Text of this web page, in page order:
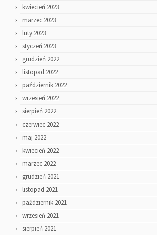
kwiecień 2023
marzec 2023
luty 2023
styczeń 2023
grudzień 2022
listopad 2022
październik 2022
wrzesień 2022
sierpień 2022
czerwiec 2022
maj 2022
kwiecień 2022
marzec 2022
grudzień 2021
listopad 2021
październik 2021
wrzesień 2021
sierpień 2021